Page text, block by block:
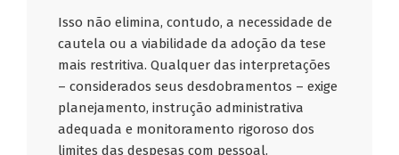
Isso não elimina, contudo, a necessidade de
cautela ou a viabilidade da adoção da tese
mais restritiva. Qualquer das interpretações
– considerados seus desdobramentos – exige
planejamento, instrução administrativa
adequada e monitoramento rigoroso dos
limites das despesas com pessoal.